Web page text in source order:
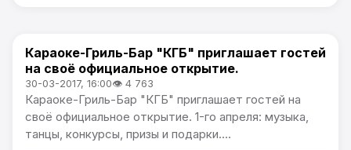
Афиша
Караоке-Гриль-Бар "КГБ" приглашает гостей
на своё официальное открытие.
30-03-2017, 16:00👁 4 763
Караоке-Гриль-Бар "КГБ" приглашает гостей на
своё официальное открытие. 1-го апреля: музыка,
танцы, конкурсы, призы и подарки....